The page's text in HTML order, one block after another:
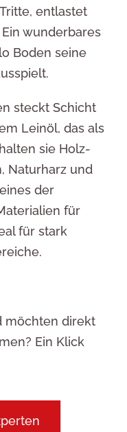
entlastet
wunderbares
Boden seine
steckt Schicht
Leinöl, das als
sie Holz-
Naturharz und
der
für
für stark
möchten direkt
Ein Klick